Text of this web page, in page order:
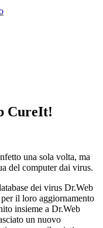
CureIt!
una sola volta, ma
del computer dai virus.
dei virus Dr.Web
il loro aggiornamento
insieme a Dr.Web
un nuovo